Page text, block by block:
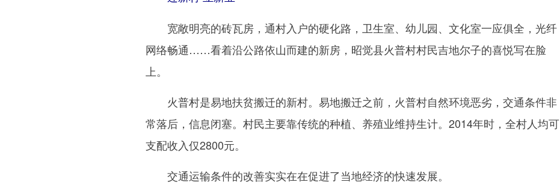
宽敞明亮的砖瓦房，通村入户的硬化路，卫生室、幼儿园、文化室一应俱全，光纤
网络畅通……看着沿公路依山而建的新房，昭觉县火普村村民吉地尔子的喜悦写在脸
上。
火普村是易地扶贫搬迁的新村。易地搬迁之前，火普村自然环境恶劣，交通条件非
常落后，信息闭塞。村民主要靠传统的种植、养殖业维持生计。2014年时，全村人均可
支配收入仅2800元。
交通运输条件的改善实实在在促进了当地经济的快速发展。